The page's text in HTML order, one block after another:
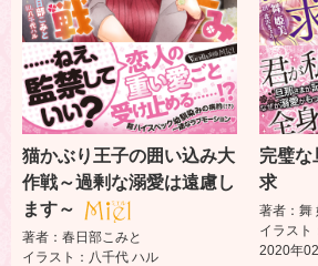
猫かぶり王子の囲い込み大
作戦～過剰な溺愛は遠慮し
ます～
著者：春日部こみと
イラスト：八千代 ハル
完璧な
求
著者：舞
イラスト
2020年